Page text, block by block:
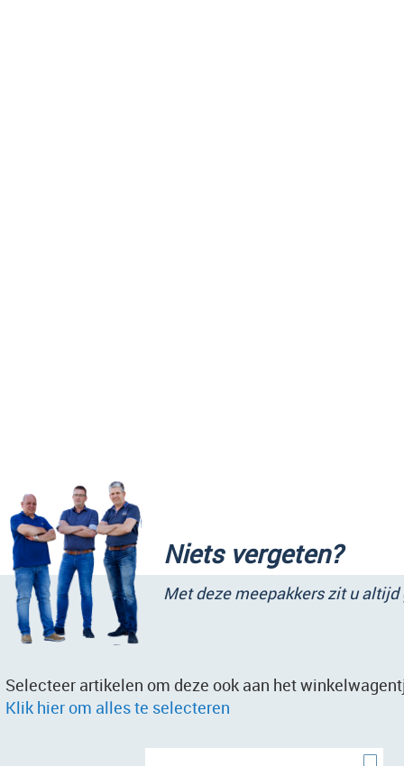
Niets vergeten?
Met deze meepakkers zit u altijd
Selecteer artikelen om deze ook aan het
Klik hier om alles te selecteren